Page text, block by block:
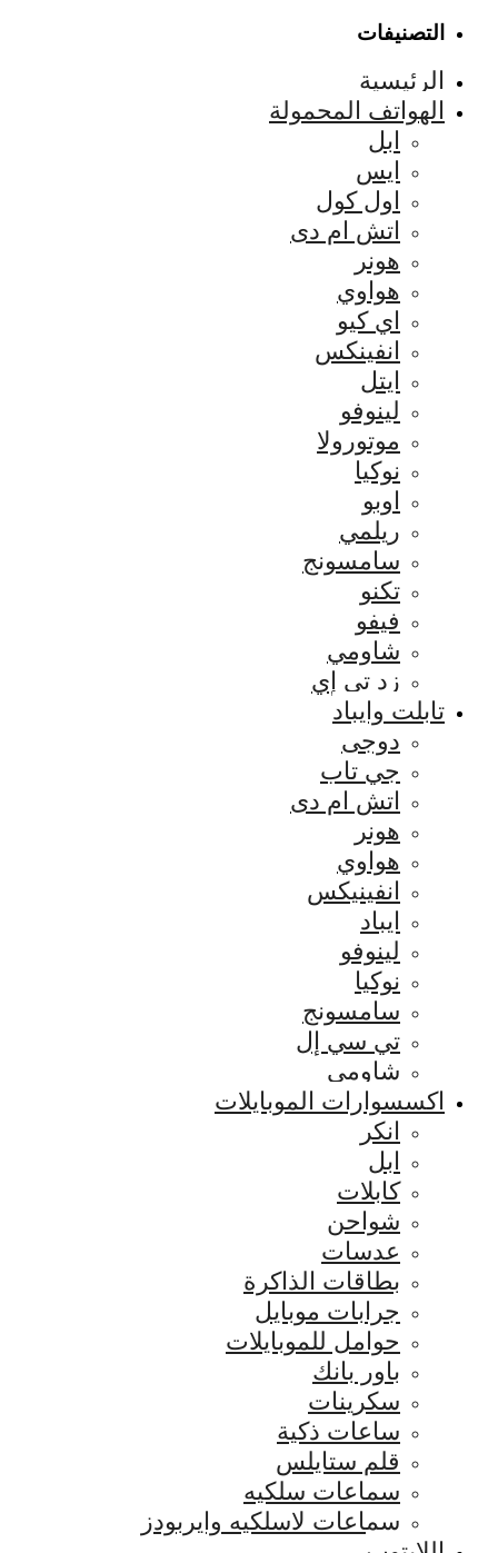
التصنيفات
الرئيسية
الهواتف المحمولة
ابل
ايس
اول كول
اتش ام دى
هونر
هواوي
اي كيو
انفينكس
ايتل
لينوفو
موتورولا
نوكيا
اوبو
ريلمي
سامسونج
تكنو
فيفو
شاومي
زد تي إي
تابلت وايباد
دوجى
جي تاب
اتش ام دى
هونر
هواوي
انفينيكس
ايباد
لينوفو
نوكيا
سامسونج
تي سي إل
شاومي
اكسسوارات الموبايلات
انكر
ابل
كابلات
شواحن
عدسات
بطاقات الذاكرة
جرابات موبايل
حوامل للموبايلات
باور بانك
سكرينات
ساعات ذكية
قلم ستايلس
سماعات سلكيه
سماعات لاسلكيه وايربودز